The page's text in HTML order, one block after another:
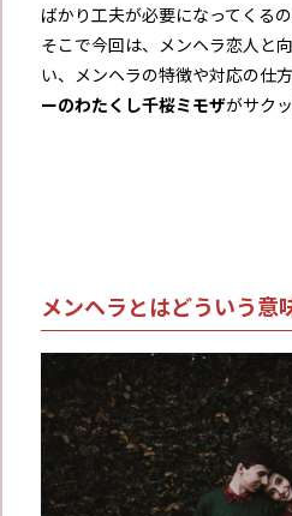
ばかり工夫が必要になってくるの
そこで今回は、メンヘラ恋人と
い、メンヘラの特徴や対応の仕方
ーのわたくし千桜ミモザがサク
メンヘラとはどういう意